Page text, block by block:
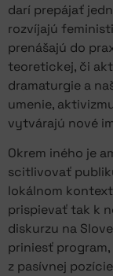
darí prepájať
rozvíjajú
prenášajú do
teoretickej, či
dramaturgie a
umenie,
vytvárajú nové
Okrem iného je
scitlivovať
lokálnom
prispievať tak k
diskurzu na
priniesť
z pasívnej